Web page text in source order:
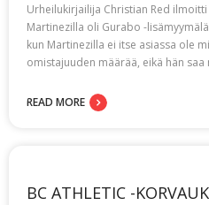
Urheilukirjailija Christian Red
Martinezilla oli Gurabo -
kun Martinezilla ei itse asiassa ole
omistajuuden määrää, eikä hän saa
READ MORE
BC ATHLETIC -